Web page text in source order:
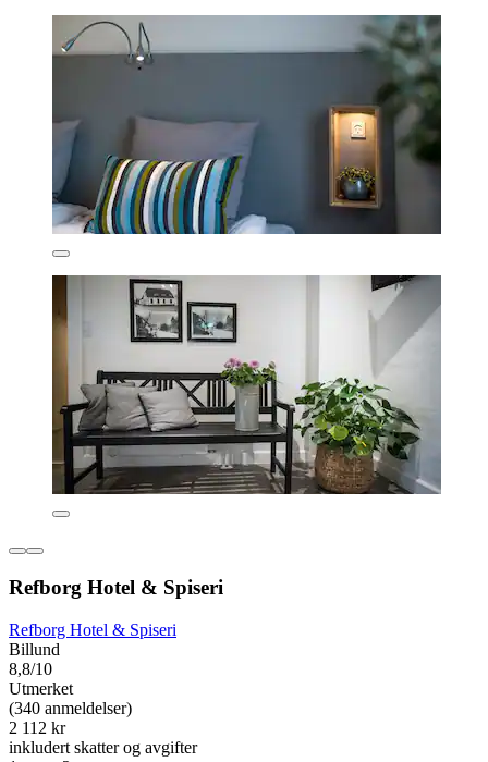
Refborg Hotel & Spiseri
Refborg Hotel & Spiseri
Billund
8,8/10
Utmerket
(340 anmeldelser)
2 112 kr
inkludert skatter og avgifter